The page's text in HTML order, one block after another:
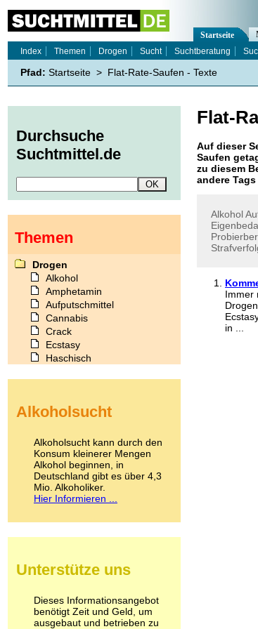
Flat-
Auf dieser
Saufen
zu diesem
andere
Alkohol
Immer
in ...
Startseite
Index
Themen Drogen Sucht Suchtberatung
Pfad: Startseite > Flat-Rate-Saufen - Texte
Durchsuche
Suchtmittel.de
Themen
Drogen
Alkohol
Amphetamin
Aufputschmittel
Cannabis
Crack
Ecstasy
Haschisch
Kokain
LSD
Marihuana
Medikamente
Meskalin
Metamphetamin
Methadon
Pilze
Psychopharmaka
Schlafmittel
Schmerzmittel
Alkoholsucht
Alkoholsucht kann durch den
Konsum kleinerer Mengen
Alkohol beginnen, in
Deutschland gibt es über 4,3
Mio. Alkoholiker.
Hier Informieren ...
Unterstütze uns
Dieses Informationsangebot
benötigt Zeit und Geld, um
ausgebaut und betrieben zu